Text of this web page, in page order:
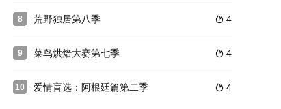
成年人的欢笑
8  4
荒野独居第八季
9  4
菜鸟烘焙大赛第七季
10  4
爱情盲选：阿根廷篇第二季